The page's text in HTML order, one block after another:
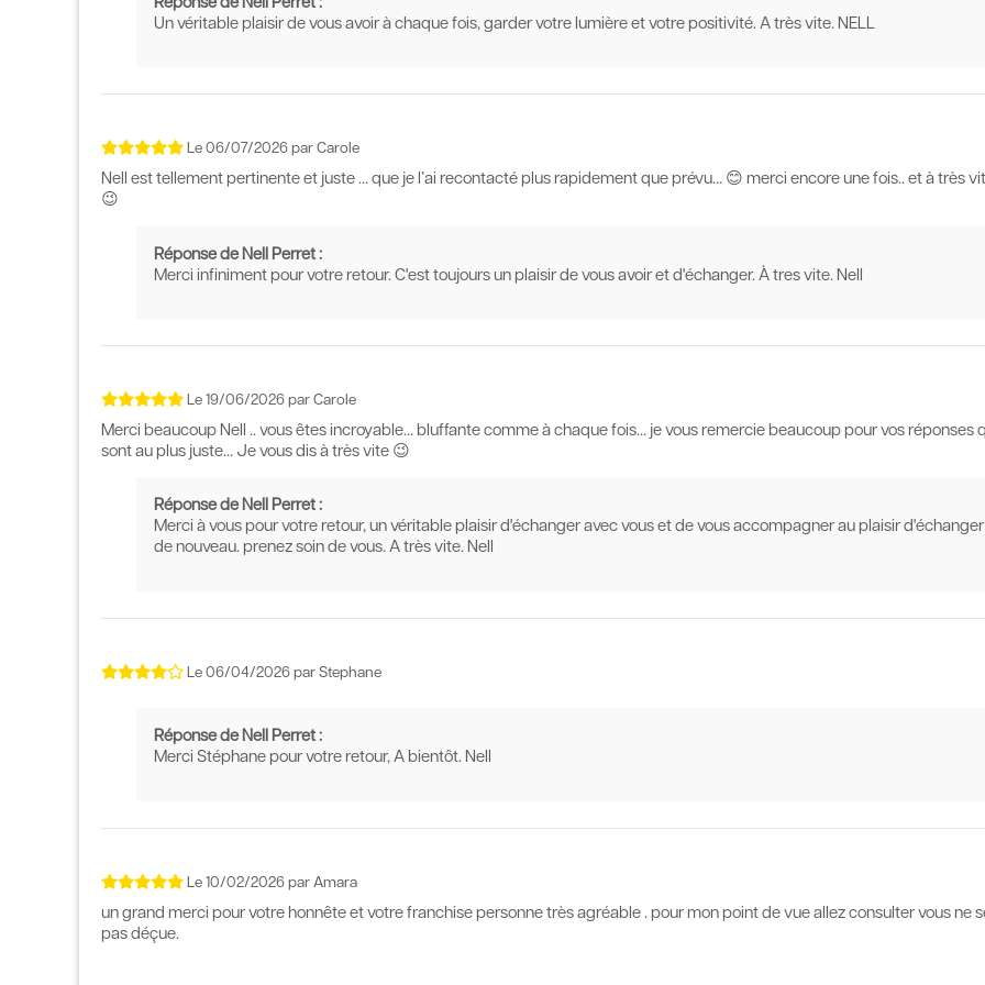
Un véritable plaisir de vous avoir à chaque fois, garder votre lumière et votre positivité. A très vite. NELL
Le 06/07/2026 par Carole
Nell est tellement pertinente et juste … que je l’ai recontacté plus rapidement que prévu… 😊 merci encore une fois.. et à très
😉
Réponse de Nell Perret :
Merci infiniment pour votre retour. C'est toujours un plaisir de vous avoir et d'échanger. À tres vite. Nell
Le 19/06/2026 par Carole
Merci beaucoup Nell .. vous êtes incroyable… bluffante comme à chaque fois… je vous remercie beaucoup pour vos réponses
sont au plus juste… Je vous dis à très vite 😉
Réponse de Nell Perret :
Merci à vous pour votre retour, un véritable plaisir d'échanger avec vous et de vous accompagner au plaisir d'échanger
de nouveau. prenez soin de vous. A très vite. Nell
Le 06/04/2026 par Stephane
Réponse de Nell Perret :
Merci Stéphane pour votre retour, A bientôt. Nell
Le 10/02/2026 par Amara
un grand merci pour votre honnête et votre franchise personne très agréable . pour mon point de vue allez consulter vous ne
pas déçue.